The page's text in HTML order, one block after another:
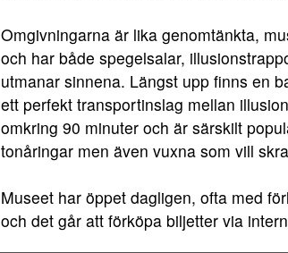
Omgivningarna är lika genomtänkta,
och har både spegelsalar,
utmanar sinnena. Längst upp finns en
ett perfekt transportinslag mellan
omkring 90 minuter och är särskilt
tonåringar men även vuxna som vill
Museet har öppet dagligen, ofta med
och det går att förköpa biljetter via